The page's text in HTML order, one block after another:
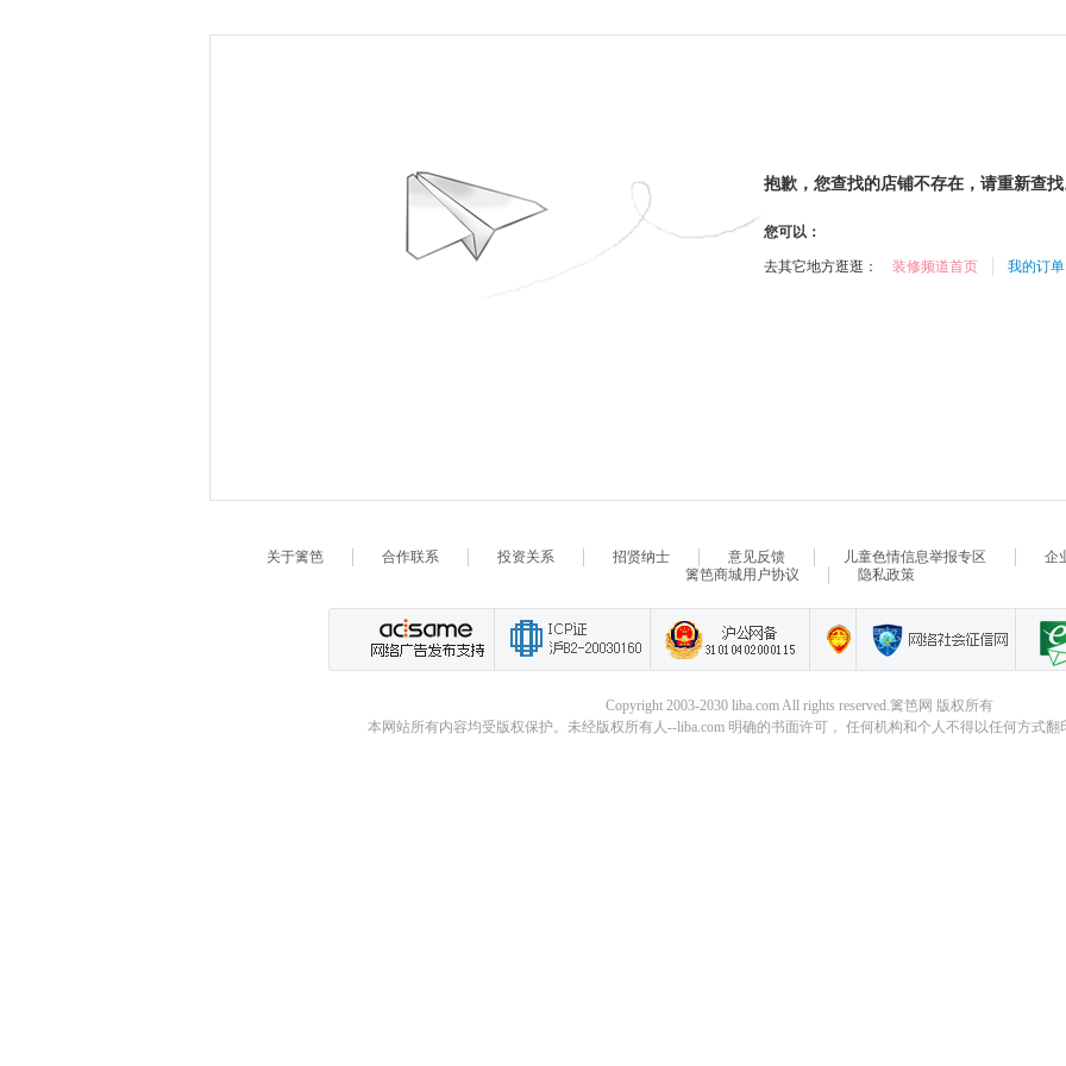
抱歉，您查找的店铺不存在，请重新查
您可以：
去其它地方逛逛： 装修频道首页 我的订单
关于篱笆 合作联系 投资关系 招贤纳士 意见反馈 儿童色情信息举报专区
企
篱笆商城用户协议
隐私政策
Copyright 2003-2030 liba.com All rights reserved.篱笆网 版权所有
本网站所有内容均受版权保护。未经版权所有人--liba.com 明确的书面许可， 任何机构和个人不得以任何方式